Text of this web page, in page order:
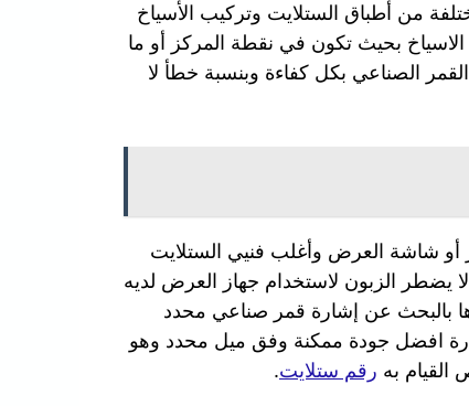
من أطباق الستلايت وتركيب الأسياخ
الاسياخ بحيث تكون في نقطة المركز أو ما
الصناعي بكل كفاءة وبنسبة خطأ لا
أو شاشة العرض وأغلب فنيي الستلايت
يضطر الزبون لاستخدام جهاز العرض لديه
بالبحث عن إشارة قمر صناعي محدد
افضل جودة ممكنة وفق ميل محدد وهو
به رقم ستلايت.